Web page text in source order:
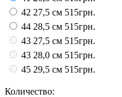
42 27,5 см 515грн.
44 28,5 см 515грн.
43 27,5 см 515грн.
43 28,0 см 515грн.
45 29,5 см 515грн.
Количество: